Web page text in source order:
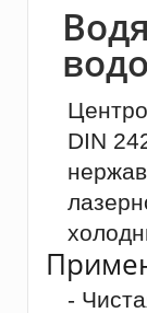
DIN
-